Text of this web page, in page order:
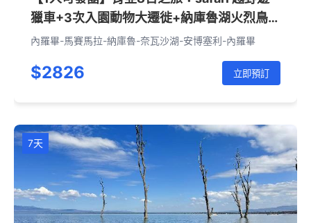
獵車+3次入園動物大遷徙+納庫魯湖火烈鳥
+乞力馬扎羅雪山（內羅畢進出）
內羅畢-馬賽馬拉-納庫魯-奈瓦沙湖-安博塞利-內羅畢
$2826 立即預訂
7天